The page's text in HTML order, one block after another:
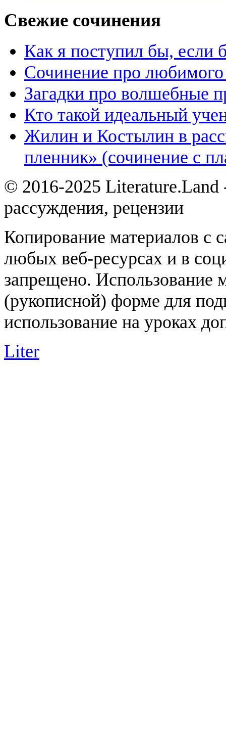
Свежие сочинения
Как я поступил бы,
Сочинение про
Загадки про волшебные
Кто такой идеальный
Жилин и Костылин в
пленник» (сочинение с
© 2016-2025 Literature.Land
рассуждения, рецензии
Копирование материалов с
любых веб-ресурсах и в
запрещено. Использование
(рукописной) форме для
использование на уроках
Liter